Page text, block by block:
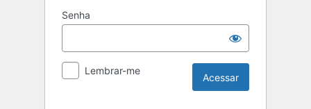
Senha
Lembrar-me